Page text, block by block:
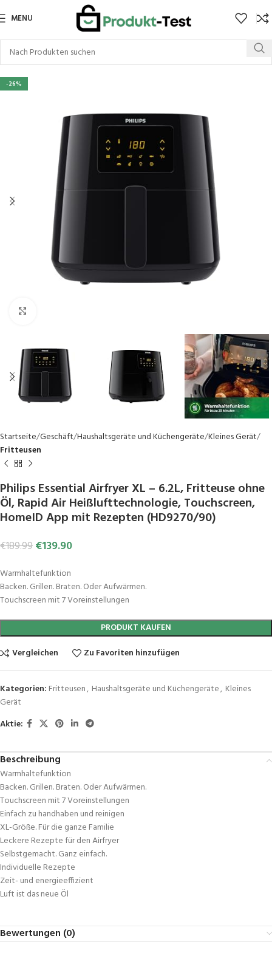
MENU
-26%
Startseite Geschäft Haushaltsgeräte und Küchengeräte Kleines Gerät
Fritteusen
Philips Essential Airfryer XL – 6.2L, Fritteuse ohne
Öl, Rapid Air Heißlufttechnologie, Touchscreen,
HomeID App mit Rezepten (HD9270/90)
€189.99€139.90
Warmhaltefunktion
Backen. Grillen. Braten. Oder Aufwärmen.
Touchscreen mit 7 Voreinstellungen
PRODUKT KAUFEN
Vergleichen
Zu Favoriten hinzufügen
Kategorien: Fritteusen, Haushaltsgeräte und Küchengeräte, Kleines
Gerät
Aktie:
Beschreibung
Warmhaltefunktion
Backen. Grillen. Braten. Oder Aufwärmen.
Touchscreen mit 7 Voreinstellungen
Einfach zu handhaben und reinigen
XL-Größe. Für die ganze Familie
Leckere Rezepte für den Airfryer
Selbstgemacht. Ganz einfach.
Individuelle Rezepte
Zeit- und energieeffizient
Luft ist das neue Öl
Bewertungen (0)